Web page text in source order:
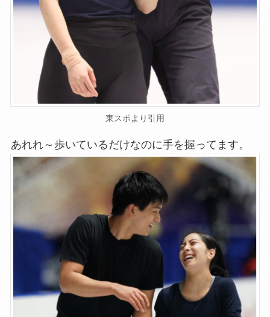
東スポより引用
あれれ～歩いているだけなのに手を握ってます。